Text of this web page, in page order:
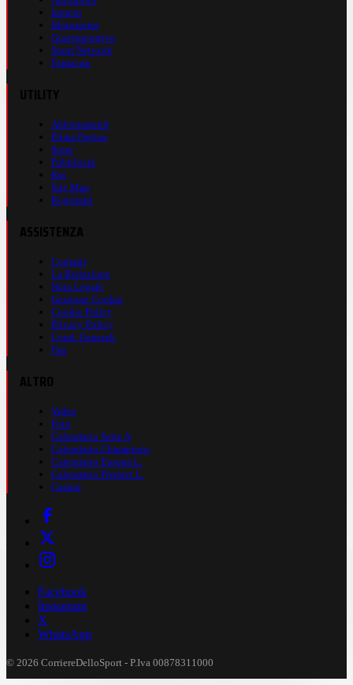
Inmoto
Motosprint
Guerinsportivo
Sport Network
Fantacup
Abbonamenti
Prima Pagina
Store
Pubblicità
Rss
Site Map
Registrati
Contatti
La Redazione
Nota Legale
Gestione Cookie
Cookie Policy
Privacy Policy
Cond. Generali
Faq
Video
Foto
Calendario Serie A
Calendario Champions
Calendario Europa L.
Calendario Premier L.
Casinò
Facebook
Instagram
X
WhatsApp
© 2026 CorriereDelloSport - P.Iva 00878311000